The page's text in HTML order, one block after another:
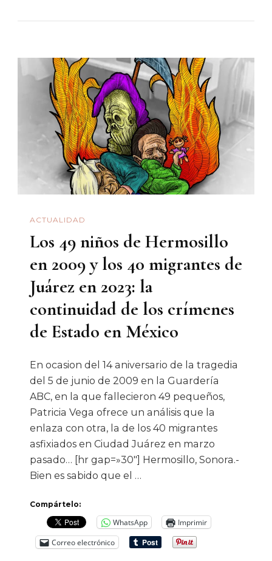
ACTUALIDAD
Los 49 niños de Hermosillo
en 2009 y los 40 migrantes de
Juárez en 2023: la
continuidad de los crímenes
de Estado en México
En ocasion del 14 aniversario de la tragedia
del 5 de junio de 2009 en la Guardería
ABC, en la que fallecieron 49 pequeños,
Patricia Vega ofrece un análisis que la
enlaza con otra, la de los 40 migrantes
asfixiados en Ciudad Juárez en marzo
pasado… [hr gap=»30″] Hermosillo, Sonora.-
Bien es sabido que el …
Compártelo:
WhatsApp
Imprimir
Correo electrónico